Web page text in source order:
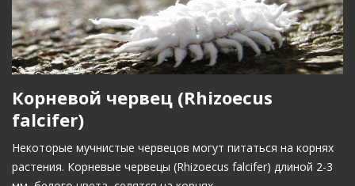
Корневой червец (Rhizoecus
falcifer)
Некоторые мучнистые червецов могут питаться на корнях
растения. Корневые червецы (Rhizoecus falcifer) длиной 2-3